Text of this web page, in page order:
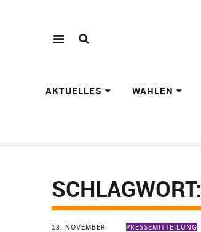
AKTUELLES WAHLEN
SCHLAGWORT:
13. NOVEMBER
PRESSEMITTEILUNG